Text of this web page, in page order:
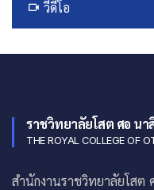
วีดีโอ
ราชวิทยาลัยโสต ศอ น
THE ROYAL COLLEGE OF
สำนักงานราชวิทยาลัยโส